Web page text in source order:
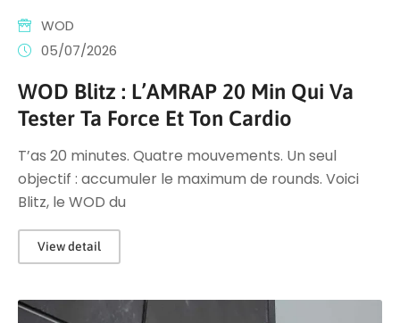
WOD
05/07/2026
WOD Blitz : L’AMRAP 20 Min Qui Va
Tester Ta Force Et Ton Cardio
T’as 20 minutes. Quatre mouvements. Un seul
objectif : accumuler le maximum de rounds. Voici
Blitz, le WOD du
View detail